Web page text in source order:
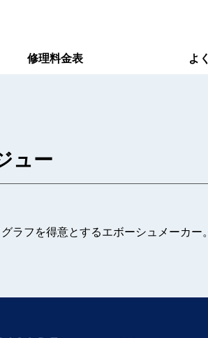
修理料金表 よ
ュー
ラフを得意とするエボーシュメーカー。